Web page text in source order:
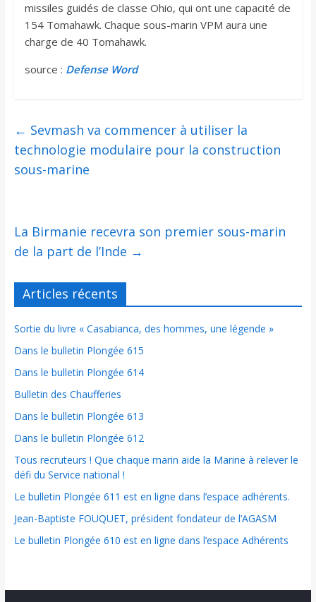
missiles guidés de classe Ohio, qui ont une capacité de
154 Tomahawk. Chaque sous-marin VPM aura une
charge de 40 Tomahawk.
source : Defense Word
← Sevmash va commencer à utiliser la
technologie modulaire pour la construction
sous-marine
La Birmanie recevra son premier sous-marin
de la part de l’Inde →
Articles récents
Sortie du livre « Casabianca, des hommes, une légende »
Dans le bulletin Plongée 615
Dans le bulletin Plongée 614
Bulletin des Chaufferies
Dans le bulletin Plongée 613
Dans le bulletin Plongée 612
Tous recruteurs ! Que chaque marin aide la Marine à relever le
défi du Service national !
Le bulletin Plongée 611 est en ligne dans l’espace adhérents.
Jean-Baptiste FOUQUET, président fondateur de l’AGASM
Le bulletin Plongée 610 est en ligne dans l’espace Adhérents